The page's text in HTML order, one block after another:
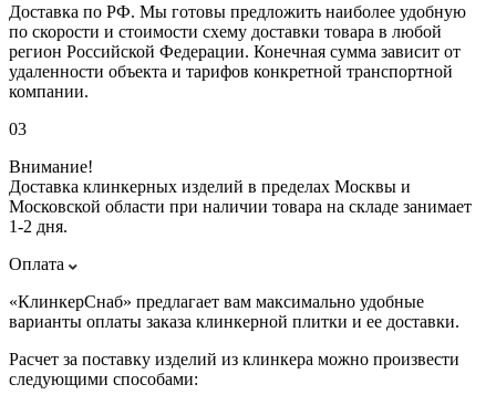
Доставка по РФ. Мы готовы предложить наиболее удобную
по скорости и стоимости схему доставки товара в любой
регион Российской Федерации. Конечная сумма зависит от
удаленности объекта и тарифов конкретной транспортной
компании.
03
Внимание!
Доставка клинкерных изделий в пределах Москвы и
Московской области при наличии товара на складе занимает
1-2 дня.
Оплата
«КлинкерСнаб» предлагает вам максимально удобные
варианты оплаты заказа клинкерной плитки и ее доставки.
Расчет за поставку изделий из клинкера можно произвести
следующими способами: